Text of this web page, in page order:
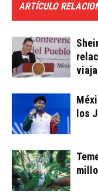
ARTÍCULO
los